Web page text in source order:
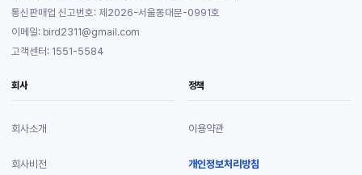
통신판매업 신고번호: 제2026-서울동대문-0991호
이메일: bird2311@gmail.com
고객센터: 1551-5584
회사
회사소개
회사비전
정책
이용약관
개인정보처리방침